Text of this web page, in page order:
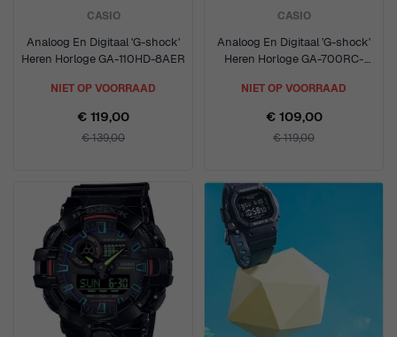
CASIO
Analoog En Digitaal 'G-shock'
Heren Horloge GA-110HD-8AER
NIET OP VOORRAAD
€ 119,00
€ 139,00
CASIO
Analoog En Digitaal 'G-shock'
Heren Horloge GA-700RC-
NIET OP VOORRAAD
€ 109,00
€ 119,00